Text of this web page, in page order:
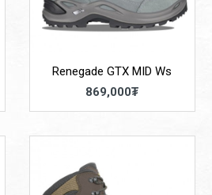
Renegade GTX MID Ws
869,000₮